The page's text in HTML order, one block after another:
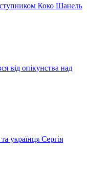
Коко Шанель
від опікунства над
українця Сергія